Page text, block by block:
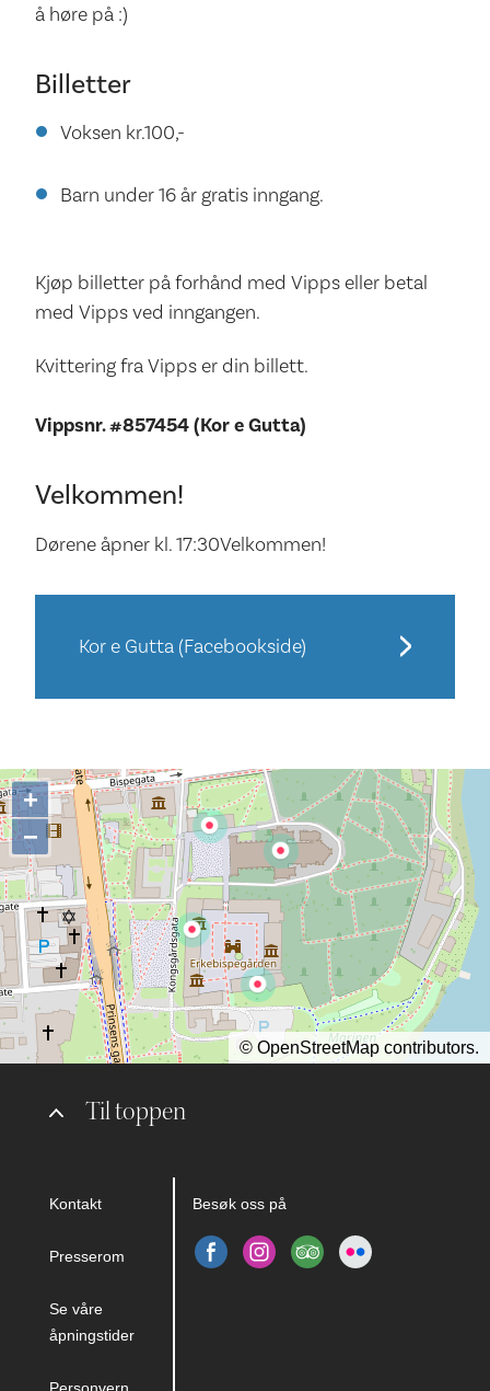
å høre på :)
Billetter
Voksen kr.100,-
Barn under 16 år gratis inngang.
Kjøp billetter på forhånd med Vipps eller betal
med Vipps ved inngangen.
Kvittering fra Vipps er din billett.
Vippsnr. #857454 (Kor e Gutta)
Velkommen!
Dørene åpner kl. 17:30Velkommen!
Kor e Gutta (Facebookside)
Til toppen
Kontakt
Presserom
Se våre
åpningstider
Personvern
Besøk oss på
+
−
© OpenStreetMap contributors.